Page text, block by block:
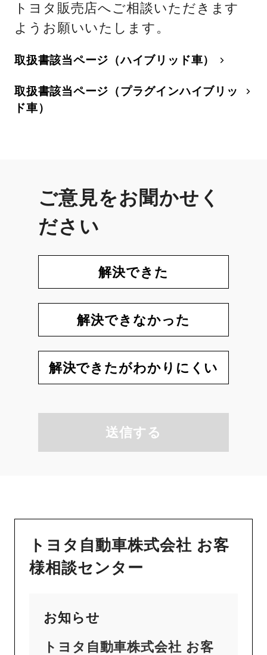
トヨタ販売店へご相談いただきます
ようお願いいたします。
取扱書該当ページ（ハイブリッド車）
取扱書該当ページ（プラグインハイブリッ
ド車）
ご意見をお聞かせく
ださい
解決できた
解決できなかった
解決できたがわかりにくい
送信する
トヨタ自動車株式会社 お客
様相談センター
お知らせ
トヨタ自動車株式会社 お客